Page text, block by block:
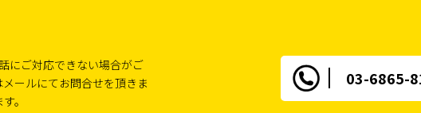
にご対応できない場合がご
ールにてお問合せを頂きま
。
03-6865-